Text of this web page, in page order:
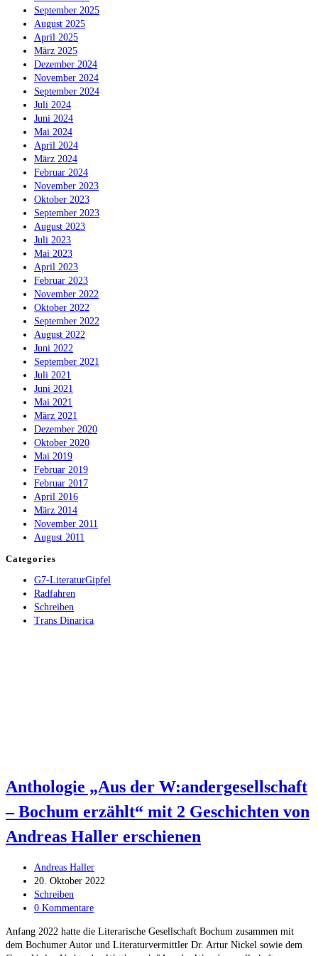
September 2025
August 2025
April 2025
März 2025
Dezember 2024
November 2024
September 2024
Juli 2024
Juni 2024
Mai 2024
April 2024
März 2024
Februar 2024
November 2023
Oktober 2023
September 2023
August 2023
Juli 2023
Mai 2023
April 2023
Februar 2023
November 2022
Oktober 2022
September 2022
August 2022
Juni 2022
September 2021
Juli 2021
Juni 2021
Mai 2021
März 2021
Dezember 2020
Oktober 2020
Mai 2019
Februar 2019
Februar 2017
April 2016
März 2014
November 2011
August 2011
Categories
G7-LiteraturGipfel
Radfahren
Schreiben
Trans Dinarica
Anthologie „Aus der W:andergesellschaft
– Bochum erzählt“ mit 2 Geschichten von
Andreas Haller erschienen
Beitrags-
Autor:
Andreas Haller
Beitrag
veröffentlicht:
20. Oktober 2022
Beitrags-
Kategorie:
Schreiben
Beitrags-
0 Kommentare
Anfang 2022 hatte die Literarische Gesellschaft Bochum zusammen mit
dem Bochumer Autor und Literaturvermittler Dr. Artur Nickel sowie dem